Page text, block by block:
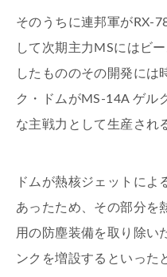
そのうちに連邦軍がRX-
して次期主力MSにはビ
したもののその開発には
ク・ドムがMS-14A ゲル
な主戦力として生産され
ドムが熱核ジェットに
あったため、その部分を
用の防塵装備を取り除い
ンクを増設するといった